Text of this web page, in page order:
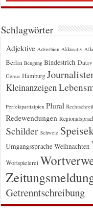
Schlagwörter
Adjektive Adverbien Akkusativ
Berlin Beugung Bindestrich Dativ
Genus Hamburg
Kleinanzeigen
Perfektpartizipien Plural
Redewendungen
Schilder Schweiz
Umgangssprache Weihnachten
Wortspielerei
Getrenntschreibung